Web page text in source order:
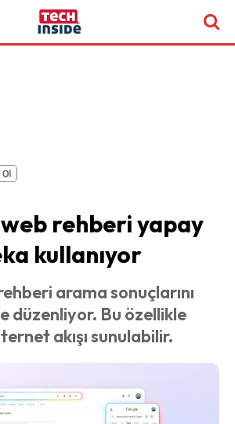
rehberi yapay
kullanıyor
arama sonuçlarını
düzenliyor. Bu özellikle
akışı sunulabilir.